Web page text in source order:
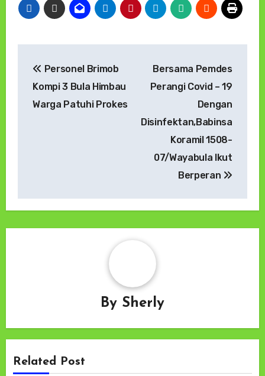
pos
Personel Brimob
Kompi 3 Bula Himbau
Warga Patuhi Prokes
Bersama Pemdes
Perangi Covid – 19
Dengan
Disinfektan,Babinsa
Koramil 1508-
07/Wayabula Ikut
Berperan
By Sherly
Related Post